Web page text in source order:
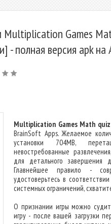
Multiplication Games
- полная версия apk
Multiplication Games Math quiz
BrainSoft Apps. Желаемое
установки 704MB,
невостребованные
для детального завершения
Главнейшее правило -
удостоверьтесь в
системных ограничений,
О признании игры можно
игру - после вашей загрузки